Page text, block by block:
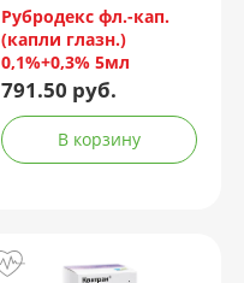
Рубродекс фл.-кап.
(капли глазн.)
0,1%+0,3% 5мл
791.50 руб.
В корзину